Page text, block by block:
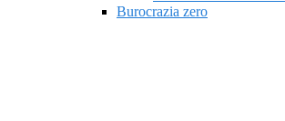
Burocrazia zero